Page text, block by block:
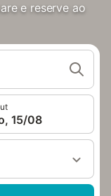
e reserve ao
15/08